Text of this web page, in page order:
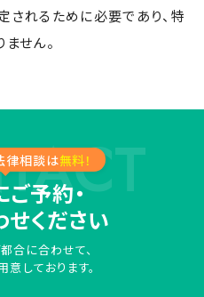
れるために必要であり、特
せん。
律相談は無料！
予約・
ください
合に合わせて、
しております。